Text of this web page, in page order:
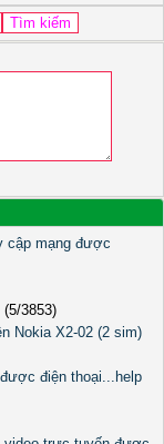
cập mạng được
(5/3853)
Nokia X2-02 (2 sim)
điện thoại...help